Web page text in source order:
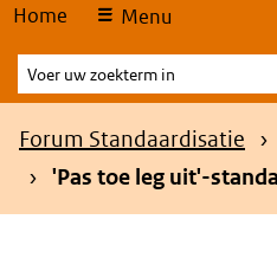
Home Menu
Voer
uw
zoekterm
Kruimelpad
Forum Standaardisatie
'Pas toe leg uit'-